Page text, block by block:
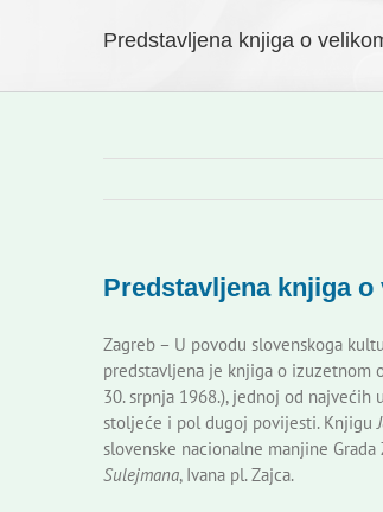
Predstavljena knjiga o
Predstavljena knjiga
Zagreb – U povodu slovenskoga
predstavljena je knjiga o izuzetnom
30. srpnja 1968.), jednoj od
stoljeće i pol dugoj povijesti. Knjigu
slovenske nacionalne manjine
Sulejmana, Ivana pl. Zajca.